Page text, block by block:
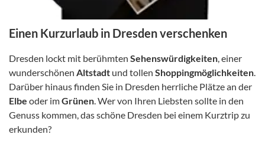
Einen Kurzurlaub in Dresden verschenken
Dresden lockt mit berühmten Sehenswürdigkeiten , einer
wunderschönen Altstadt und tollen Shoppingmöglichkeiten
Darüber hinaus finden Sie in Dresden herrliche Plätze an der
Elbe oder imGrünen . Wer von Ihren Liebsten sollte in den
Genuss kommen, das schöne Dresden bei einem Kurztrip zu
erkunden?